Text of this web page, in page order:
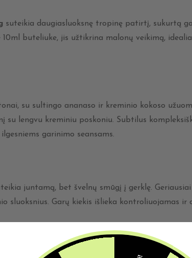
suteikia daugiasluoksnę tropinę patirtį, sukurtą
buteliuke, jis užtikrina malonų veikimą,
su sultingo ananaso ir kreminio kokoso
su lengvu kreminiu poskoniu. Subtilus
garinimo seansams.
juntamą, bet švelnų smūgį į gerklę.
sluoksnius. Garų kiekis išlieka kontroliuojamas